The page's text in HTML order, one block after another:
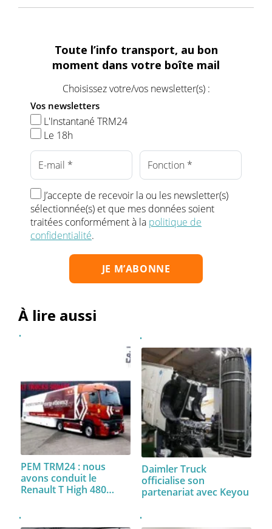
Toute l’info transport, au bon
moment dans votre boîte mail
Choisissez votre/vos newsletter(s) :
Vos newsletters
L'Instantané TRM24
Le 18h
J’accepte de recevoir la ou les newsletter(s)
sélectionnée(s) et que mes données soient
traitées conformément à la politique de
confidentialité.
À lire aussi
PEM TRM24 : nous
avons conduit le
Renault T High 480…
Daimler Truck
officialise son
partenariat avec Keyou